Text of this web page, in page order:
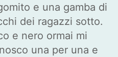
e una gamba di
dei ragazzi sotto.
e nero ormai mi
una per una e